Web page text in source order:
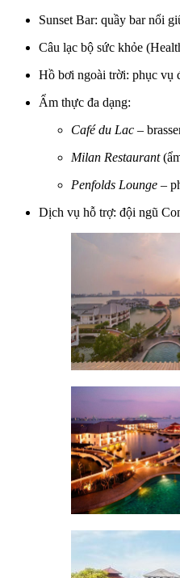
Sunset Bar: quầy bar nổi
Câu lạc bộ sức khỏe
Hồ bơi ngoài trời: phục vụ
Ẩm thực đa dạng:
Café du Lac –
Milan Restaurant
Penfolds Lounge –
Dịch vụ hỗ trợ: đội ngũ